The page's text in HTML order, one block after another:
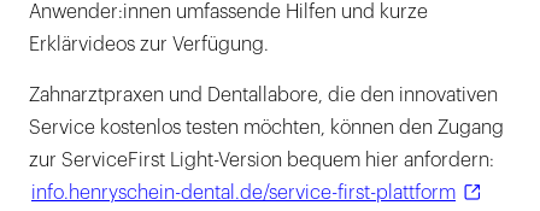
Anwender:innen umfassende Hilfen und kurze
Erklärvideos zur Verfügung.
Zahnarztpraxen und Dentallabore, die den innovativen
Service kostenlos testen möchten, können den Zugang
zur ServiceFirst Light-Version bequem hier anfordern:
info.henryschein-dental.de/service-first-plattform